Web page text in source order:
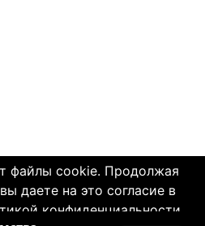
файлы cookie. Продолжая
даете на это согласие в
конфиденциальности.